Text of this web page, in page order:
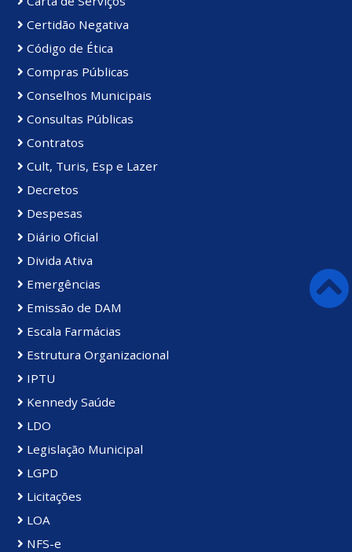
Certidão Negativa
Código de Ética
Compras Públicas
Conselhos Municipais
Consultas Públicas
Contratos
Cult, Turis, Esp e Lazer
Decretos
Despesas
Diário Oficial
Divida Ativa
Emergências
Emissão de DAM
Escala Farmácias
Estrutura Organizacional
IPTU
Kennedy Saúde
LDO
Legislação Municipal
LGPD
Licitações
LOA
NFS-e